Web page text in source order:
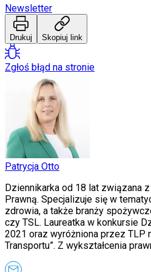
Wtedy się działo
Silver news
Ogród
Porady
Przepisy
Podróże
Polska
Europa
Świat
Ubezpieczenie
Moja szkoła
Pogoda
Moto
Quizy
Zdrowie
Choroby
Profilaktyka
Diety
Nieruchomości
Budowa i remont
Newsletter
Drukuj Skopiuj link
Zgłoś błąd na stronie
Patrycja Otto
Dziennikarka od 18 lat związana
Prawną. Specjalizuje się w
zdrowia, a także branży
czy TSL. Laureatka w konkursie
2021 oraz wyróżniona przez TLP
Transportu”. Z wykształcenia